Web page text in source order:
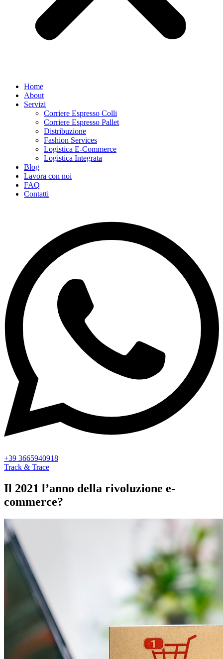
Home
About
Servizi
Corriere Espresso Colli
Corriere Espresso Pallet
Distribuzione
Fashion Services
Logistica E-Commerce
Logistica Integrata
Blog
Lavora con noi
FAQ
Contatti
+39 3665940918
Track & Trace
Il 2021 l’anno della rivoluzione e-
commerce?